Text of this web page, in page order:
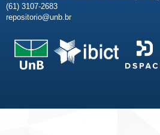
(61) 3107-2683
repositorio@unb.br